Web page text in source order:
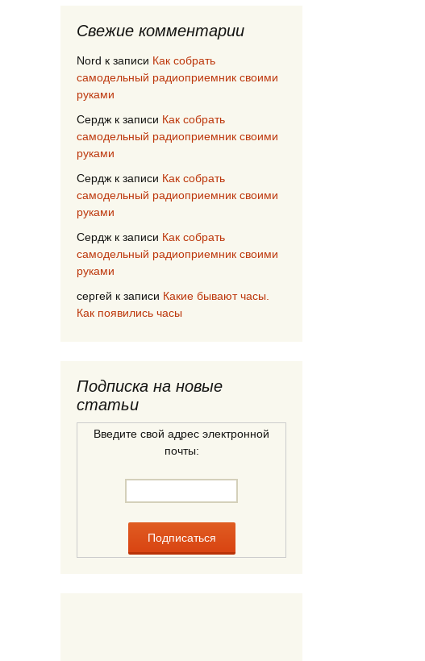
Свежие комментарии
Nord к записи Как собрать
самодельный радиоприемник своими
руками
Сердж к записи Как собрать
самодельный радиоприемник своими
руками
Сердж к записи Как собрать
самодельный радиоприемник своими
руками
Сердж к записи Как собрать
самодельный радиоприемник своими
руками
сергей к записи Какие бывают часы.
Как появились часы
Подписка на новые
статьи
Введите свой адрес электронной
почты: